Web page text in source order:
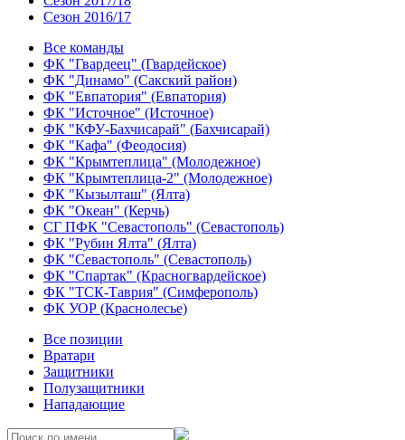
Сезон 2016/17
Все команды
ФК "Гвардеец" (Гвардейское)
ФК "Динамо" (Сакский район)
ФК "Евпатория" (Евпатория)
ФК "Источное" (Источное)
ФК "КФУ-Бахчисарай" (Бахчисарай)
ФК "Кафа" (Феодосия)
ФК "Крымтеплица" (Молодежное)
ФК "Крымтеплица-2" (Молодежное)
ФК "Кызылташ" (Ялта)
ФК "Океан" (Керчь)
СГ ПФК "Севастополь" (Севастополь)
ФК "Рубин Ялта" (Ялта)
ФК "Севастополь" (Севастополь)
ФК "Спартак" (Красногвардейское)
ФК "ТСК-Таврия" (Симферополь)
ФК УОР (Краснолесье)
Все позиции
Вратари
Защитники
Полузащитники
Нападающие